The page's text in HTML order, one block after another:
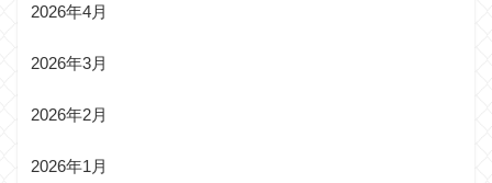
2026年4月
2026年3月
2026年2月
2026年1月